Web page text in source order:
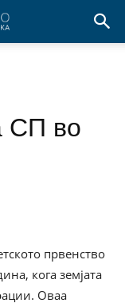
СП во
првенство
кога земјата
Оваа